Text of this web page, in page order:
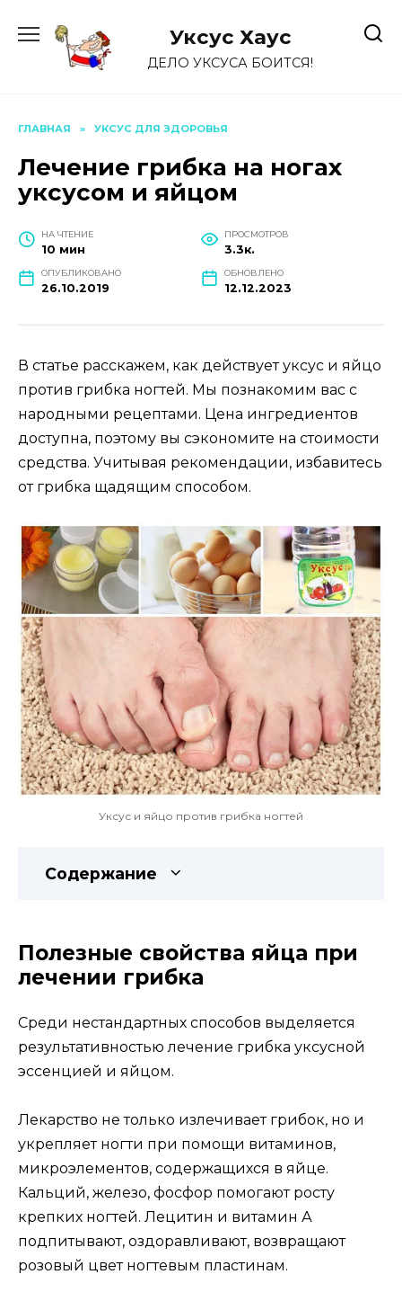
содержанию
Уксус Хауc
ДЕЛО УКСУСА БОИТСЯ!
ГЛАВНАЯ » УКСУС ДЛЯ ЗДОРОВЬЯ
Лечение грибка на ногах
уксусом и яйцом
НА ЧТЕНИЕ
10 мин
ПРОСМОТРОВ
3.3к.
ОПУБЛИКОВАНО
26.10.2019
ОБНОВЛЕНО
12.12.2023
В статье расскажем, как действует уксус и яйцо
против грибка ногтей. Мы познакомим вас с
народными рецептами. Цена ингредиентов
доступна, поэтому вы сэкономите на стоимости
средства. Учитывая рекомендации, избавитесь
от грибка щадящим способом.
Уксус и яйцо против грибка ногтей
Содержание
Полезные свойства яйца при
лечении грибка
Среди нестандартных способов выделяется
результативностью лечение грибка уксусной
эссенцией и яйцом.
Лекарство не только излечивает грибок, но и
укрепляет ногти при помощи витаминов,
микроэлементов, содержащихся в яйце.
Кальций, железо, фосфор помогают росту
крепких ногтей. Лецитин и витамин А
подпитывают, оздоравливают, возвращают
розовый цвет ногтевым пластинам.